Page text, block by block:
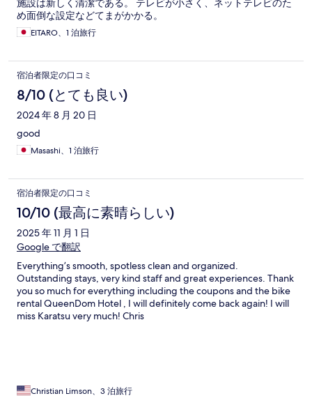
施設は新しく清潔である。 テレビが小さく、ネットテレビのた
め面倒な設定などてまがかかる。
EITARO、1 泊旅行
宿泊者限定の口コミ
8/10 (とても良い)
2024 年 8 月 20 日
good
Masashi、1 泊旅行
宿泊者限定の口コミ
10/10 (最高に素晴らしい)
2025 年 11 月 1 日
Google で翻訳
Everything’s smooth, spotless clean and organized.
Outstanding stays, very kind staff and great experiences. Thank
you so much for everything including the coupons and the bike
rental QueenDom Hotel , I will definitely come back again! I will
miss Karatsu very much! Chris
Christian Limson、3 泊旅行